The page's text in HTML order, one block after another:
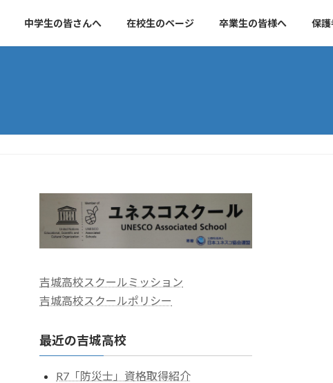
中学生の皆さんへ 在校生のページ 卒業生の皆様へ 保
吉城高校スクールミッション
吉城高校スクールポリシー
最近の吉城高校
R7「防災士」資格取得紹介